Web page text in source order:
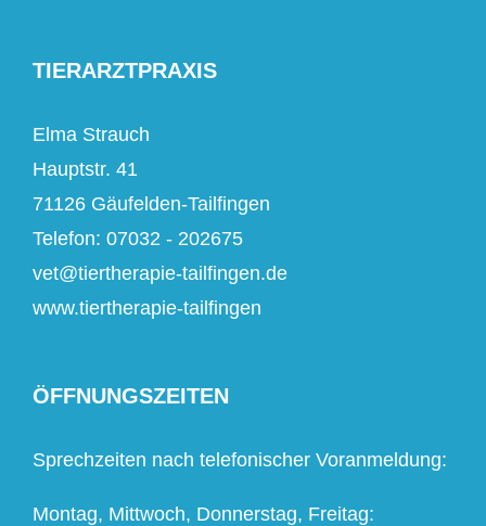
TIERARZTPRAXIS
Elma Strauch
Hauptstr. 41
71126 Gäufelden-Tailfingen
Telefon: 07032 - 202675
vet@tiertherapie-tailfingen.de
www.tiertherapie-tailfingen
ÖFFNUNGSZEITEN
Sprechzeiten nach telefonischer Voranmeldung:
Montag, Mittwoch, Donnerstag, Freitag: